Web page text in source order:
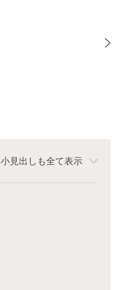
小見出しも全て表示